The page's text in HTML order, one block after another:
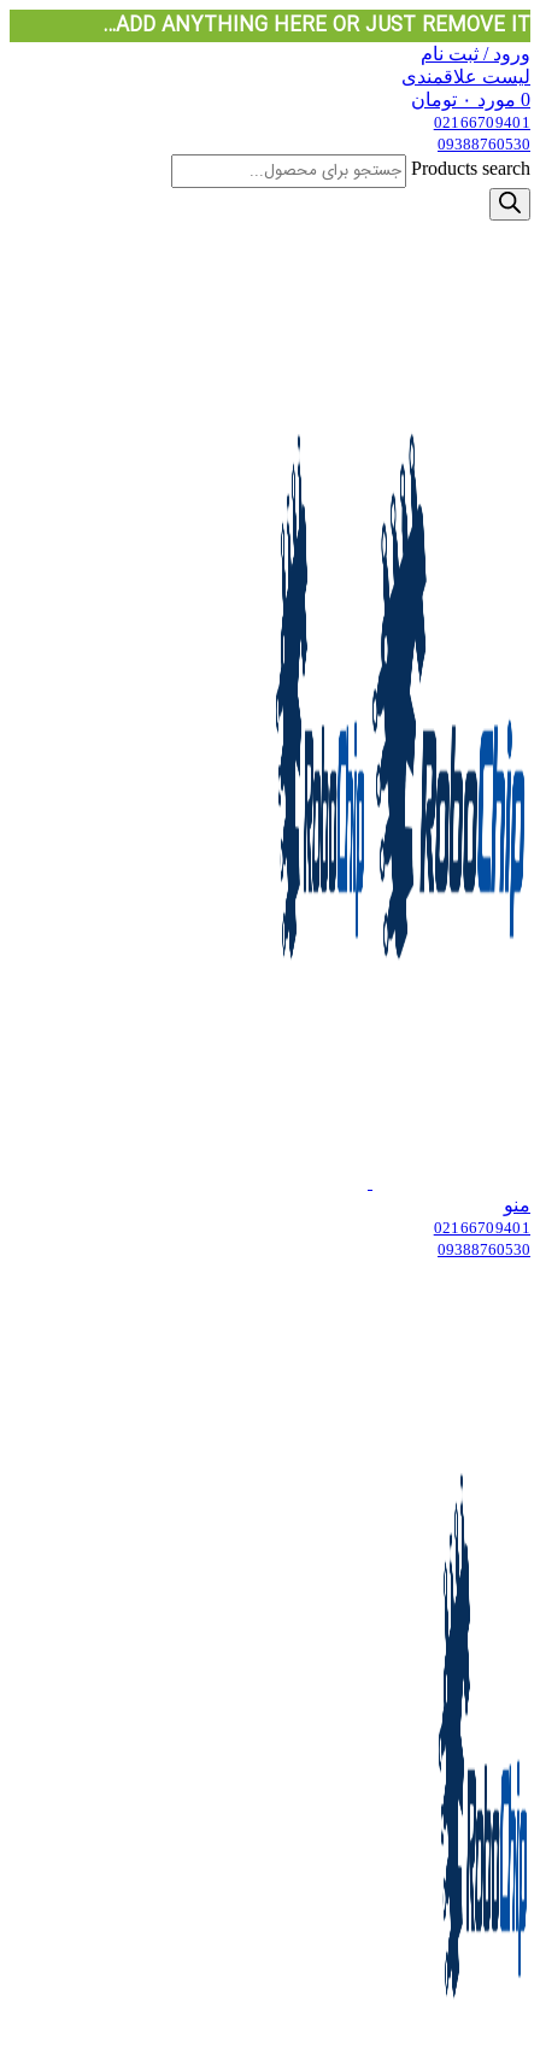
ADD ANYTHING HERE OR JUST REMOVE IT…
ورود / ثبت نام
لیست علاقمندی
0 مورد ۰ تومان
02166709401
09388760530
Products search
منو
02166709401
09388760530